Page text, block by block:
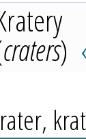
craters)